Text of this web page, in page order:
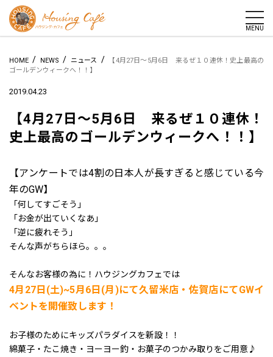
MENU
HOME / NEWS / ニュース /
【4月27日～5月6日 来るぜ１０連休！史上最高の
ゴールデンウィークへ！！】
2019.04.23
【4月27日～5月6日 来るぜ１０連休！
史上最高のゴールデンウィークへ！！】
【アンケートでは4割の日本人が長すぎると感じている今
年のGW】
「何してすごそう」
「お金が出ていくなあ」
「逆に疲れそう」
そんな声がちらほら。。。
そんなお客様の為に！ハウジングカフェでは
4月27日(土)~5月6日(月)にて久留米店・佐賀店にてGWイ
ベントを開催致します！
お子様のためにキッズパラダイスを新設！！
綿菓子・たこ焼き・ヨーヨー釣・お菓子のつかみ取りをご用意♪